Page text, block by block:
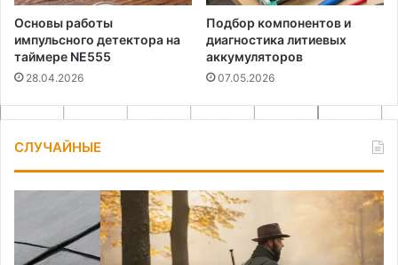
Основы работы
импульсного детектора на
таймере NE555
28.04.2026
Подбор компонентов и
диагностика литиевых
аккумуляторов
07.05.2026
СЛУЧАЙНЫЕ
снаряжения: